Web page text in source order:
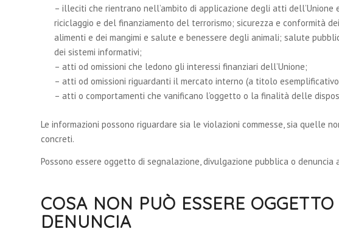
– illeciti che rientrano nell’ambito di applicazione degli atti
riciclaggio e del finanziamento del terrorismo; sicurezza e conformità
alimenti e dei mangimi e salute e benessere degli animali; salute
dei sistemi informativi;
– atti od omissioni che ledono gli interessi finanziari dell’Unione;
– atti od omissioni riguardanti il mercato interno (a titolo
– atti o comportamenti che vanificano l’oggetto o la finalità delle
Le informazioni possono riguardare sia le violazioni commesse, sia quelle
concreti.
Possono essere oggetto di segnalazione, divulgazione pubblica o
COSA NON PUÒ ESSERE
DENUNCIA